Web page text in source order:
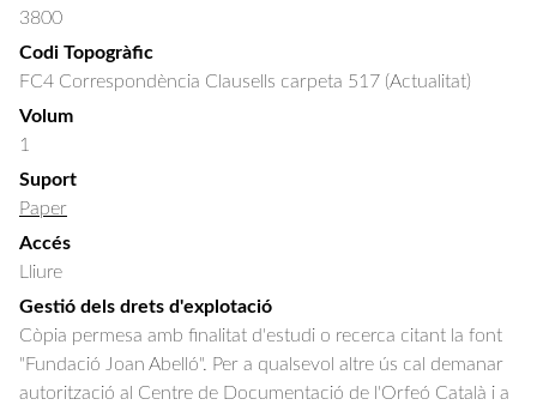
3800
Codi Topogràfic
FC4 Correspondència Clausells carpeta 517 (Actualitat)
Volum
1
Suport
Paper
Accés
Lliure
Gestió dels drets d'explotació
Còpia permesa amb finalitat d'estudi o recerca citant la font
"Fundació Joan Abelló". Per a qualsevol altre ús cal demanar
autorització al Centre de Documentació de l'Orfeó Català i a